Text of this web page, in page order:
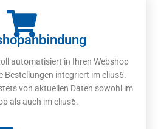
automatisiert in Ihren Webshop
Bestellungen integriert im elius6.
von aktuellen Daten sowohl im
als auch im elius6.